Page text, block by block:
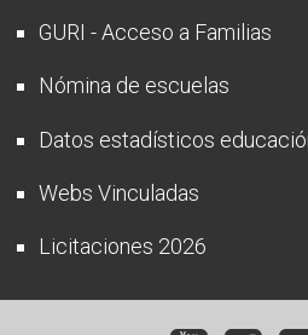
GURI - Acceso a Familias
Nómina de escuelas
Datos estadísticos
Webs Vinculadas
Licitaciones 2026